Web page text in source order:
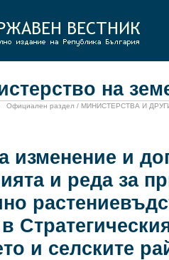
на
г. Официален раздел / МИНИСТЕРСТВА И
изменение и
и реда за
и селските